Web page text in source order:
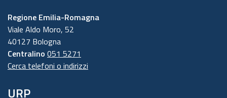
Regione Emilia-Romagna
Viale Aldo Moro, 52
40127 Bologna
Centralino 051 5271
Cerca telefoni o indirizzi
URP